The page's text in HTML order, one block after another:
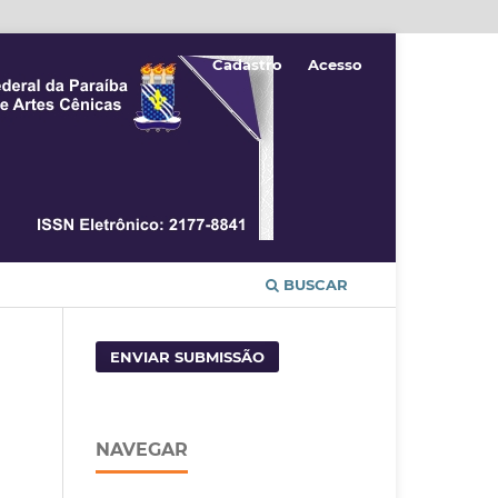
BUSCAR
Cadastro Acesso
ENVIAR SUBMISSÃO
NAVEGAR